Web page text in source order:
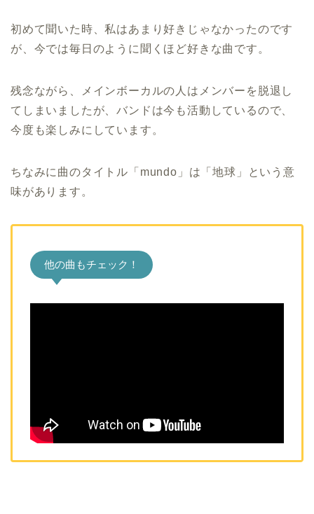
初めて聞いた時、私はあまり好きじゃなかったのです
が、今では毎日のように聞くほど好きな曲です。
残念ながら、メインボーカルの人はメンバーを脱退し
てしまいましたが、バンドは今も活動しているので、
今度も楽しみにしています。
ちなみに曲のタイトル「mundo」は「地球」という意
味があります。
他の曲もチェック！